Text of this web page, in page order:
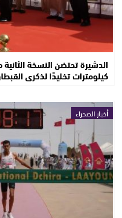
كيلومترات تخليدًا لذكرى
أخبار الصحراء